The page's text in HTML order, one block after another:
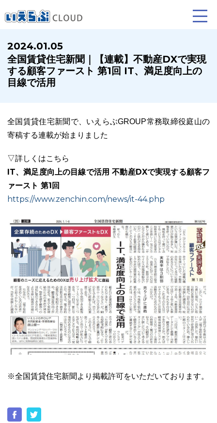
賃貸仲介
業務向け機能
売買仲介 賃貸管理
ホームページ制作について
ユーザーインタビュー ホームページ制作実績
ニュース一覧 お役立ちブログ 資料ダウンロード
2024.01.05
全国賃貸住宅新聞｜【連載】不動産DXで実現
する顧客ファースト 第1回 IT、満足度向上の
目線で活用
全国賃貸住宅新聞で、いえらぶGROUP常務取締役庭山の
寄稿する連載が始まりました
▽詳しくはこちら
IT、満足度向上の目線で活用 不動産DXで実現する顧客フ
ァースト 第1回
https://www.zenchin.com/news/it-44.php
※全国賃貸住宅新聞より掲載許可をいただいております。